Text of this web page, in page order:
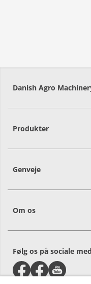
Danish Agro
9700Brønderslev
Produkter
Genveje
Om os
Følg os på sociale